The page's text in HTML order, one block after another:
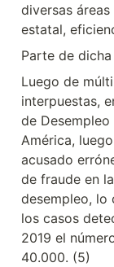
diversas
estatal,
Parte de
Luego de
interpuestas,
de
América,
acusado
de fraude en
desempleo, lo
los casos
2019 el
40.000. (5)